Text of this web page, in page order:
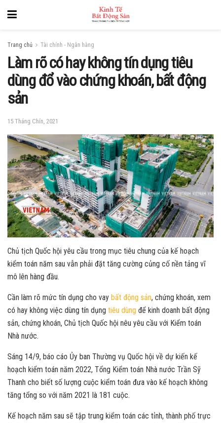
Trang chủ Tài chính - Ngân hàng
Làm rõ có hay không tín dụng tiêu
dùng đổ vào chứng khoán, bất động
sản
15 Tháng Chín, 2021
Chủ tịch Quốc hội yêu cầu trong mục tiêu chung của kế hoạch
kiểm toán năm sau vẫn phải đặt tăng cường củng cố nền tảng vĩ
mô lên hàng đầu.
Cần làm rõ mức tín dụng cho vay bất động sản, chứng khoán, xem
có hay không việc dùng tín dụng tiêu dùng để kinh doanh bất động
sản, chứng khoán, Chủ tịch Quốc hội nêu yêu cầu với Kiểm toán
Nhà nước.
Sáng 14/9, báo cáo Ủy ban Thường vụ Quốc hội về dự kiến kế
hoạch kiểm toán năm 2022, Tổng Kiểm toán Nhà nước Trần Sỹ
Thanh cho biết số lượng cuộc kiểm toán đưa vào kế hoạch không
tăng tổng so với năm 2021 là 181 cuộc.
Kế hoạch năm sau sẽ tập trung kiểm toán các tỉnh, thành phố trực